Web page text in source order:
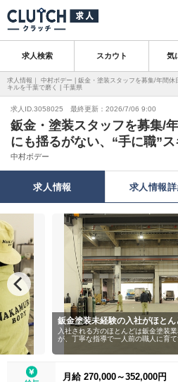
求人検索 スカウト 気
求人情報｜ 中村ボデー | 鈑金・塗装スタッフを募集/年間休
キルを千葉で磨く | 千葉県
求人ID.3058025 最終更新：2026/7/06 9:00
鈑金・塗装スタッフを募集/
にも揺るがない、“手に職”
中村ボデー
求人情報 求人情報
鈑金塗装未経験の入社がほとん
入社される方のほとんどは鈑金塗装
が、丁寧な指導で一人前の職人に育
月給 270,000～352,000円